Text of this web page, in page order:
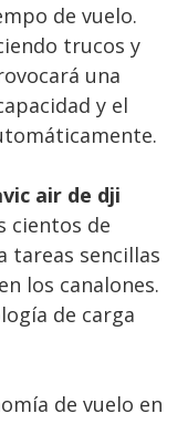
de vuelo.
trucos y
una
y el
air de dji
cientos de
tareas sencillas
los canalones.
de carga
de vuelo en